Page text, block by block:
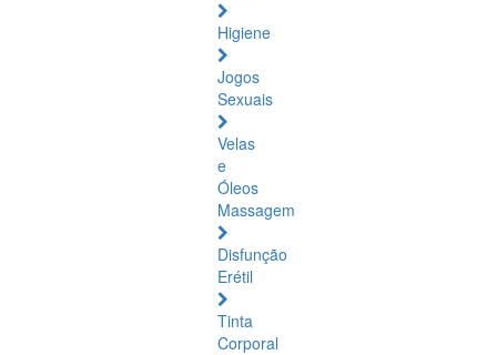
Higiene
Jogos
Sexuais
Velas
e
Óleos
Massagem
Disfunção
Erétil
Tinta
Corporal